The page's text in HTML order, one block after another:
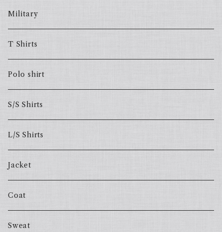
Military
T Shirts
Polo shirt
S/S Shirts
L/S Shirts
Jacket
Coat
Sweat